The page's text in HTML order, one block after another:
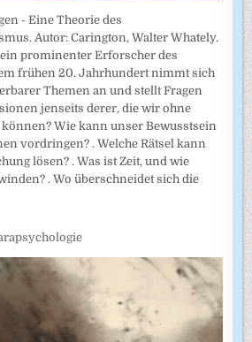
- Eine Theorie des
Autor: Carington, Walter Whately.
prominenter Erforscher des
frühen 20. Jahrhundert nimmt sich
Themen an und stellt Fragen
jenseits derer, die wir ohne
Wie kann unser Bewusstsein
vordringen? . Welche Rätsel kann
lösen? . Was ist Zeit, und wie
. Wo überschneidet sich die